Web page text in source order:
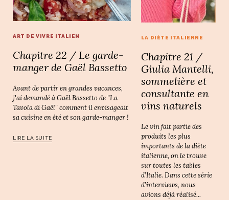
ART DE VIVRE ITALIEN
Chapitre 22 / Le garde-
manger de Gaël Bassetto
Avant de partir en grandes vacances,
j'ai demandé à Gaël Bassetto de "La
Tavola di Gaël" comment il envisageait
sa cuisine en été et son garde-manger !
LIRE LA SUITE
LA DIÈTE ITALIENNE
Chapitre 21 /
Giulia Mantelli,
sommelière et
consultante en
vins naturels
Le vin fait partie des
produits les plus
importants de la diète
italienne, on le trouve
sur toutes les tables
d’Italie. Dans cette série
d’interviews, nous
avions déjà réalisé...